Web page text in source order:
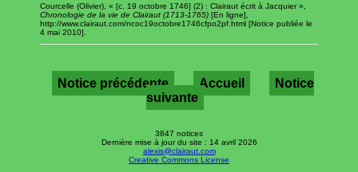
Courcelle (Olivier), « [c. 19 octobre 1746] (2) : Clairaut écrit à Jacquier »,
Chronologie de la vie de Clairaut (1713-1765) [En ligne],
http://www.clairaut.com/ncoc19octobre1746cfpo2pf.html [Notice publiée le
4 mai 2010].
Notice précédente Accueil
Notice
suivante
3847 notices
Dernière mise à jour du site : 14 avril 2026
alexis@clairaut.com
Creative Commons License